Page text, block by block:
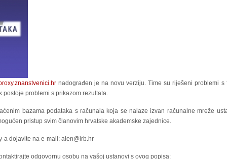
nadograđen je na novu verziju. Time su riješeni problemi s
problemi s prikazom rezultata.
bazama podataka s računala koja se nalaze izvan računalne mreže
pristup svim članovim hrvatske akademske zajednice.
a dojavite na e-mail: alen@irb.hr
odgovornu osobu na vašoj ustanovi s ovog popisa: